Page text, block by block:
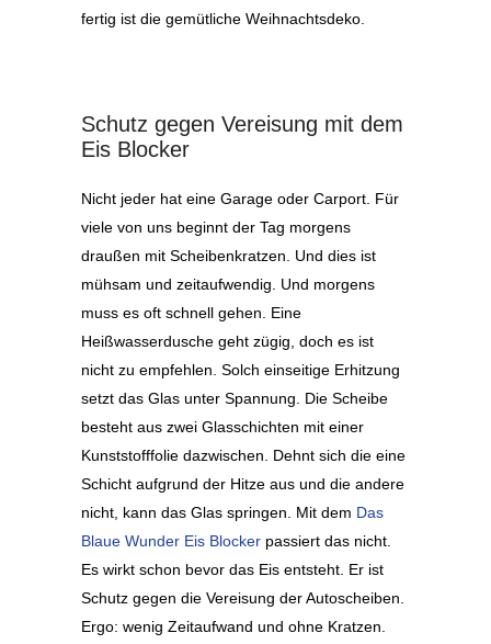
fertig ist die gemütliche Weihnachtsdeko.
Schutz gegen Vereisung mit dem
Eis Blocker
Nicht jeder hat eine Garage oder Carport. Für
viele von uns beginnt der Tag morgens
draußen mit Scheibenkratzen. Und dies ist
mühsam und zeitaufwendig. Und morgens
muss es oft schnell gehen. Eine
Heißwasserdusche geht zügig, doch es ist
nicht zu empfehlen. Solch einseitige Erhitzung
setzt das Glas unter Spannung. Die Scheibe
besteht aus zwei Glasschichten mit einer
Kunststofffolie dazwischen. Dehnt sich die eine
Schicht aufgrund der Hitze aus und die andere
nicht, kann das Glas springen. Mit dem Das
Blaue Wunder Eis Blocker passiert das nicht.
Es wirkt schon bevor das Eis entsteht. Er ist
Schutz gegen die Vereisung der Autoscheiben.
Ergo: wenig Zeitaufwand und ohne Kratzen.